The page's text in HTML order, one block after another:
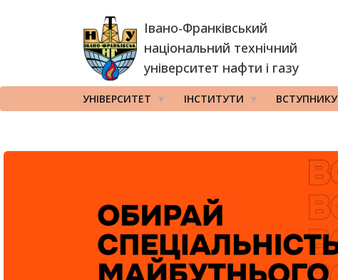
Івано-Франківський
національний технічний
університет нафти і газу
УНІВЕРСИТЕТ ІНСТИТУТИ ВСТУПНИКУ